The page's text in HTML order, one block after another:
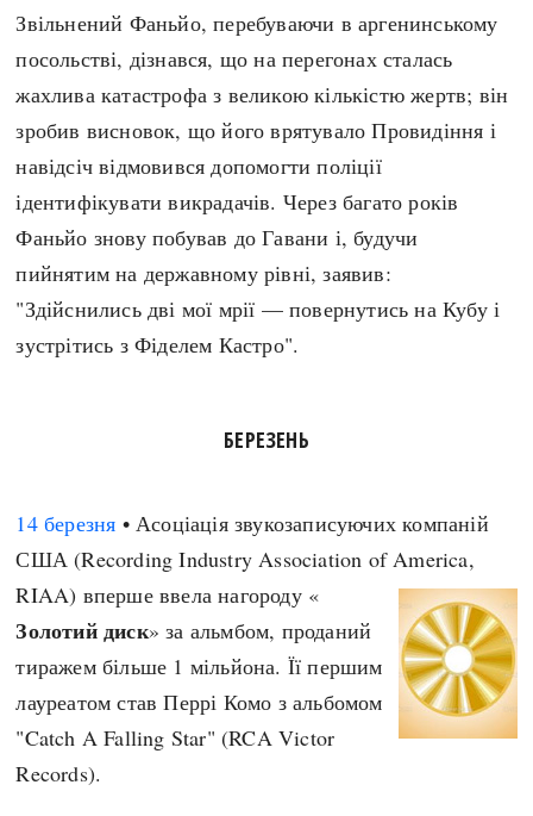
Звільнений Фаньйо, перебуваючи в аргенинському
посольстві, дізнався, що на перегонах сталась
жахлива катастрофа з великою кількістю жертв; він
зробив висновок, що його врятувало Провидіння і
навідсіч відмовився допомогти поліції
ідентифікувати викрадачів. Через багато років
Фаньйо знову побував до Гавани і, будучи
пийнятим на державному рівні, заявив:
"Здійснились дві мої мрії — повернутись на Кубу і
зустрітись з Фіделем Кастро".
БЕРЕЗЕНЬ
14 березня • Асоціація звукозаписуючих компаній
США (Recording Industry Association of America,
RIAA) вперше ввела нагороду «
Золотий диск» за альмбом, проданий
тиражем більше 1 мільйона. Її першим
лауреатом став Перрі Комо з альбомом
"Catch A Falling Star" (RCA Victor
Records).